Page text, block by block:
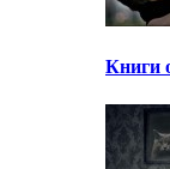
Книги